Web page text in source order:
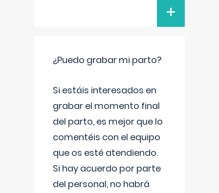
+
¿Puedo grabar mi parto?
Si estáis interesados en
grabar el momento final
del parto, es mejor que lo
comentéis con el equipo
que os esté atendiendo.
Si hay acuerdo por parte
del personal, no habrá